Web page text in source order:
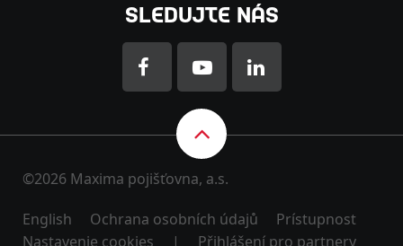
SLEDUJTE NÁS
©2026 Maxima pojišťovna, a.s.
English Ochrana osobních údajů
Prístupnost
Nastavenie cookies
| Přihlášení pro partnery